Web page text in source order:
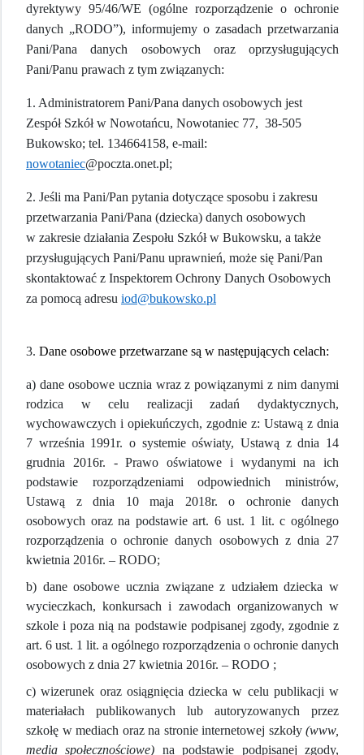
dyrektywy 95/46/WE (ogólne rozporządzenie o ochronie
danych „RODO”), informujemy o zasadach przetwarzania
Pani/Pana danych osobowych oraz oprzysługujących
Pani/Panu prawach z tym związanych:
1. Administratorem Pani/Pana danych osobowych jest
Zespół Szkół w Nowotańcu, Nowotaniec 77, 38-505
Bukowsko; tel. 134664158, e-mail:
nowotaniec@poczta.onet.pl;
2. Jeśli ma Pani/Pan pytania dotyczące sposobu i zakresu
przetwarzania Pani/Pana (dziecka) danych osobowych
w zakresie działania Zespołu Szkół w Bukowsku, a także
przysługujących Pani/Panu uprawnień, może się Pani/Pan
skontaktować z Inspektorem Ochrony Danych Osobowych
za pomocą adresu iod@bukowsko.pl
3. Dane osobowe przetwarzane są w następujących celach:
a) dane osobowe ucznia wraz z powiązanymi z nim danymi
rodzica w celu realizacji zadań dydaktycznych,
wychowawczych i opiekuńczych, zgodnie z: Ustawą z dnia
7 września 1991r. o systemie oświaty, Ustawą z dnia 14
grudnia 2016r. - Prawo oświatowe i wydanymi na ich
podstawie rozporządzeniami odpowiednich ministrów,
Ustawą z dnia 10 maja 2018r. o ochronie danych
osobowych oraz na podstawie art. 6 ust. 1 lit. c ogólnego
rozporządzenia o ochronie danych osobowych z dnia 27
kwietnia 2016r. – RODO;
b) dane osobowe ucznia związane z udziałem dziecka w
wycieczkach, konkursach i zawodach organizowanych w
szkole i poza nią na podstawie podpisanej zgody, zgodnie z
art. 6 ust. 1 lit. a ogólnego rozporządzenia o ochronie danych
osobowych z dnia 27 kwietnia 2016r. – RODO ;
c) wizerunek oraz osiągnięcia dziecka w celu publikacji w
materiałach publikowanych lub autoryzowanych przez
szkołę w mediach oraz na stronie internetowej szkoły (www,
media społecznościowe) na podstawie podpisanej zgody,